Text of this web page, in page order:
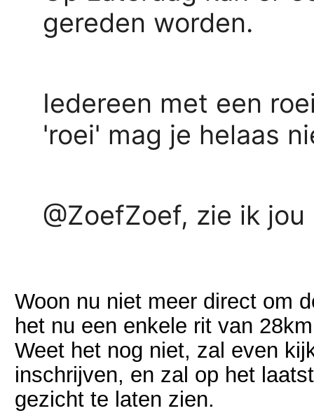
gereden worden.
Iedereen met een
'roei' mag je helaas
@ZoefZoef, zie ik
Woon nu niet meer direct om
het nu een enkele rit van
Weet het nog niet, zal even
inschrijven, en zal op het
gezicht te laten zien.